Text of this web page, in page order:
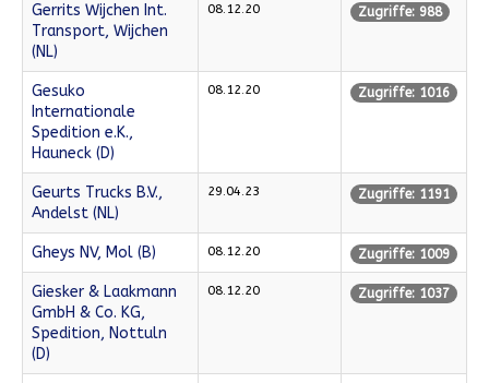
Gerrits Wijchen Int.
Transport, Wijchen
(NL)
08.12.20 Zugriffe: 988
Gesuko
Internationale
Spedition e.K.,
Hauneck (D)
08.12.20 Zugriffe: 1016
Geurts Trucks B.V.,
Andelst (NL)
29.04.23 Zugriffe: 1191
Gheys NV, Mol (B) 08.12.20 Zugriffe: 1009
Giesker & Laakmann
GmbH & Co. KG,
Spedition, Nottuln
(D)
08.12.20 Zugriffe: 1037